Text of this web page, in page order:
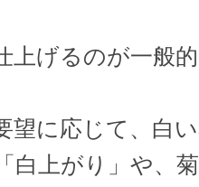
上げるのが一般
望に応じて、白
白上がり」や、